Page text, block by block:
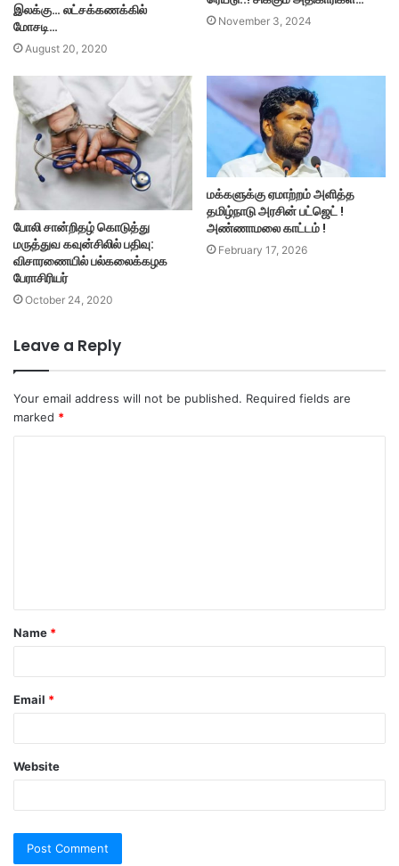
இலக்கு… லட்சக்கணக்கில்
மோசடி…
August 20, 2020
November 3, 2024
போலி சான்றிதழ் கொடுத்து
மருத்துவ கவுன்சிலில் பதிவு:
விசாரணையில் பல்கலைக்கழக
பேராசிரியர்
October 24, 2020
மக்களுக்கு ஏமாற்றம் அளித்த
தமிழ்நாடு அரசின் பட்ஜெட் !
அண்ணாமலை காட்டம் !
February 17, 2026
Leave a Reply
Your email address will not be published. Required fields are
marked *
t
*
Name *
Email *
Website